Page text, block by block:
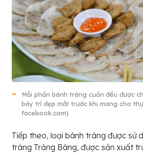
Mỗi phần bánh tráng cuốn đều được
bày trí đẹp mắt trước khi mang cho
facebook.com)
Tiếp theo, loại bánh tráng được sử
tráng Trảng Bàng, được sản xuất